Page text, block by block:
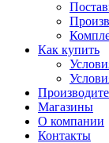
Как купить
Магазины
О компании
Контакты